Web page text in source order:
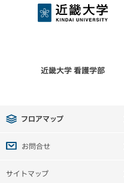
フロアマップ
お問合せ
サイトマップ
近畿大学 看護学部